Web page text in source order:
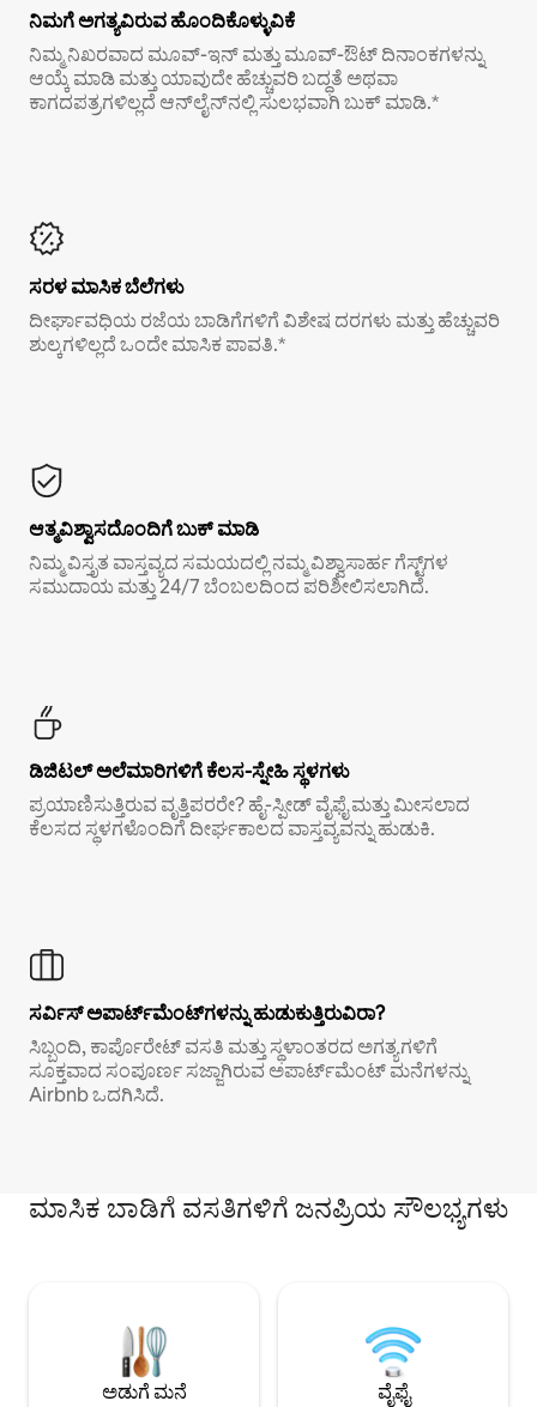
ನಿಮಗೆ ಅಗತ್ಯವಿರುವ ಹೊಂದಿಕೊಳ್ಳುವಿಕೆ
ನಿಮ್ಮ ನಿಖರವಾದ ಮೂವ್-ಇನ್ ಮತ್ತು ಮೂವ್-ಔಟ್ ದಿನಾಂಕಗಳನ್ನು
ಆಯ್ಕೆ ಮಾಡಿ ಮತ್ತು ಯಾವುದೇ ಹೆಚ್ಚುವರಿ ಬದ್ಧತೆ ಅಥವಾ
ಕಾಗದಪತ್ರಗಳಿಲ್ಲದೆ ಆನ್‌ಲೈನ್‌ನಲ್ಲಿ ಸುಲಭವಾಗಿ ಬುಕ್ ಮಾಡಿ.*
ಸರಳ ಮಾಸಿಕ ಬೆಲೆಗಳು
ದೀರ್ಘಾವಧಿಯ ರಜೆಯ ಬಾಡಿಗೆಗಳಿಗೆ ವಿಶೇಷ ದರಗಳು ಮತ್ತು ಹೆಚ್ಚುವರಿ
ಶುಲ್ಕಗಳಿಲ್ಲದೆ ಒಂದೇ ಮಾಸಿಕ ಪಾವತಿ.*
ಆತ್ಮವಿಶ್ವಾಸದೊಂದಿಗೆ ಬುಕ್ ಮಾಡಿ
ನಿಮ್ಮ ವಿಸ್ತೃತ ವಾಸ್ತವ್ಯದ ಸಮಯದಲ್ಲಿ ನಮ್ಮ ವಿಶ್ವಾಸಾರ್ಹ ಗೆಸ್ಟ್‌ಗಳ
ಸಮುದಾಯ ಮತ್ತು 24/7 ಬೆಂಬಲದಿಂದ ಪರಿಶೀಲಿಸಲಾಗಿದೆ.
ಡಿಜಿಟಲ್ ಅಲೆಮಾರಿಗಳಿಗೆ ಕೆಲಸ-ಸ್ನೇಹಿ ಸ್ಥಳಗಳು
ಪ್ರಯಾಣಿಸುತ್ತಿರುವ ವೃತ್ತಿಪರರೇ? ಹೈ-ಸ್ಪೀಡ್ ವೈಫೈ ಮತ್ತು ಮೀಸಲಾದ
ಕೆಲಸದ ಸ್ಥಳಗಳೊಂದಿಗೆ ದೀರ್ಘಕಾಲದ ವಾಸ್ತವ್ಯವನ್ನು ಹುಡುಕಿ.
ಸರ್ವಿಸ್ ಅಪಾರ್ಟ್‌ಮೆಂಟ್‌ಗಳನ್ನು ಹುಡುಕುತ್ತಿರುವಿರಾ?
ಸಿಬ್ಬಂದಿ, ಕಾರ್ಪೊರೇಟ್ ವಸತಿ ಮತ್ತು ಸ್ಥಳಾಂತರದ ಅಗತ್ಯಗಳಿಗೆ
ಸೂಕ್ತವಾದ ಸಂಪೂರ್ಣ ಸಜ್ಜಾಗಿರುವ ಅಪಾರ್ಟ್‌ಮೆಂಟ್ ಮನೆಗಳನ್ನು
Airbnb ಒದಗಿಸಿದೆ.
ಮಾಸಿಕ ಬಾಡಿಗೆ ವಸತಿಗಳಿಗೆ ಜನಪ್ರಿಯ ಸೌಲಭ್ಯಗಳು
ಅಡುಗೆ ಮನೆ ವೈಫೈ